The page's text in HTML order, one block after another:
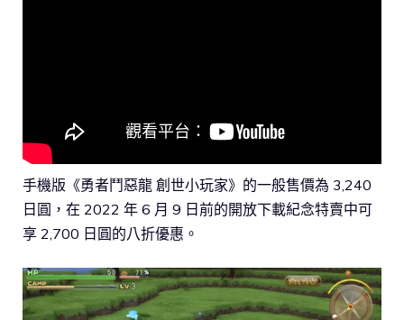
手機版《勇者鬥惡龍 創世小玩家》的一般售價為 3,240
日圓，在 2022 年 6 月 9 日前的開放下載紀念特賣中可
享 2,700 日圓的八折優惠。